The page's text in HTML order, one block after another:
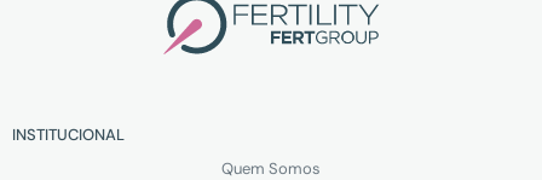
INSTITUCIONAL
Quem Somos